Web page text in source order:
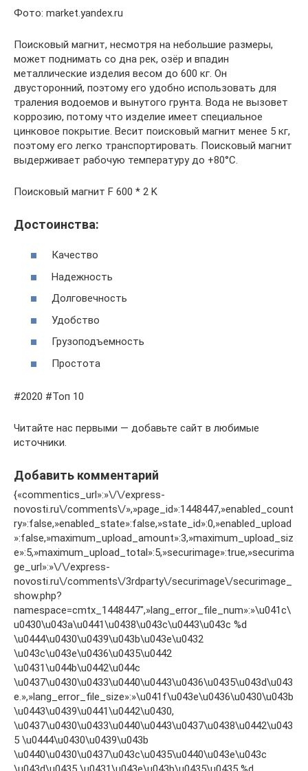
Фото: market.yandex.ru
Поисковый магнит, несмотря на небольшие размеры,
может поднимать со дна рек, озёр и впадин
металлические изделия весом до 600 кг. Он
двусторонний, поэтому его удобно использовать для
траления водоемов и вынутого грунта. Вода не вызовет
коррозию, потому что изделие имеет специальное
цинковое покрытие. Весит поисковый магнит менее 5 кг,
поэтому его легко транспортировать. Поисковый магнит
выдерживает рабочую температуру до +80°С.
Поисковый магнит F 600 * 2 K
Достоинства:
Качество
Надежность
Долговечность
Удобство
Грузоподъемность
Простота
#2020 #Топ 10
Читайте нас первыми — добавьте сайт в любимые
источники.
Добавить комментарий
{«commentics_url»:»\/\/express-
novosti.ru\/comments\/»,»page_id»:1448447,»enabled_count
ry»:false,»enabled_state»:false,»state_id»:0,»enabled_upload
»:false,»maximum_upload_amount»:3,»maximum_upload_siz
e»:5,»maximum_upload_total»:5,»securimage»:true,»securima
ge_url»:»\/\/express-
novosti.ru\/comments\/3rdparty\/securimage\/securimage_
show.php?
namespace=cmtx_1448447″,»lang_error_file_num»:»\u041c\
u0430\u043a\u0441\u0438\u043c\u0443\u043c %d
\u0444\u0430\u0439\u043b\u043e\u0432
\u043c\u043e\u0436\u0435\u0442
\u0431\u044b\u0442\u044c
\u0437\u0430\u0433\u0440\u0443\u0436\u0435\u043d\u043
e.»,»lang_error_file_size»:»\u041f\u043e\u0436\u0430\u043b
\u0443\u0439\u0441\u0442\u0430,
\u0437\u0430\u0433\u0440\u0443\u0437\u0438\u0442\u043
5 \u0444\u0430\u0439\u043b
\u0440\u0430\u0437\u043c\u0435\u0440\u043e\u043c